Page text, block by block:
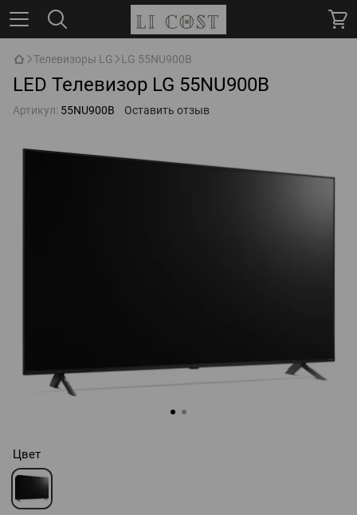
Телевизоры LG LG 55NU900B
LED Телевизор LG 55NU900B
Артикул: 55NU900B Оставить отзыв
Цвет